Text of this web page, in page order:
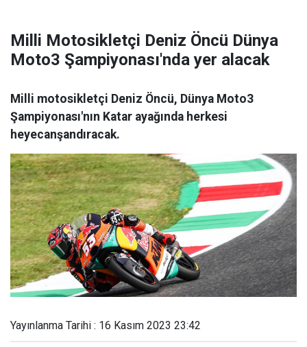
Milli Motosikletçi Deniz Öncü Dünya
Moto3 Şampiyonası'nda yer alacak
Milli motosikletçi Deniz Öncü, Dünya Moto3
Şampiyonası'nın Katar ayağında herkesi
heyecanşandıracak.
Yayınlanma Tarihi : 16 Kasım 2023 23:42